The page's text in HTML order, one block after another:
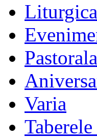
Liturgica
Pastorala
Varia